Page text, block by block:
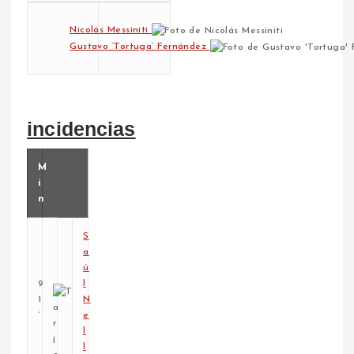
Nicolás Messiniti
Gustavo ‘Tortuga’ Fernández
incidencias
M
i
n
9
1
´
S
a
ú
N
e